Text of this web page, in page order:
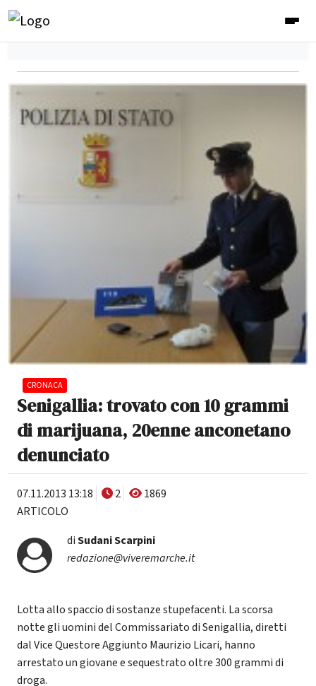
CRONACA
Senigallia: trovato con 10 grammi
di marijuana, 20enne anconetano
denunciato
07.11.2013 13:18 2
1869
ARTICOLO
diSudani Scarpini
redazione@viveremarche.it
Lotta allo spaccio di sostanze stupefacenti. La scorsa
notte gli uomini del Commissariato di Senigallia, diretti
dal Vice Questore Aggiunto Maurizio Licari, hanno
arrestato un giovane e sequestrato oltre 300 grammi di
droga.